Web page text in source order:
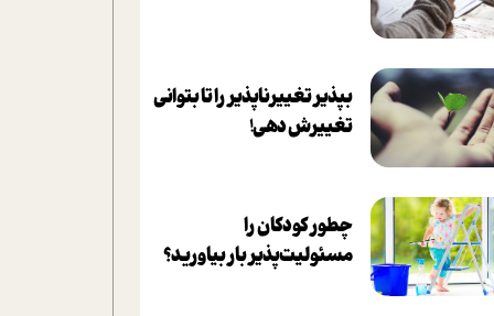
بپذير تغييرناپذير را تا بتواني
تغييرش دهي!‏
چطور کودکان را
مسئولیت‌پذیر بار بیاورید؟